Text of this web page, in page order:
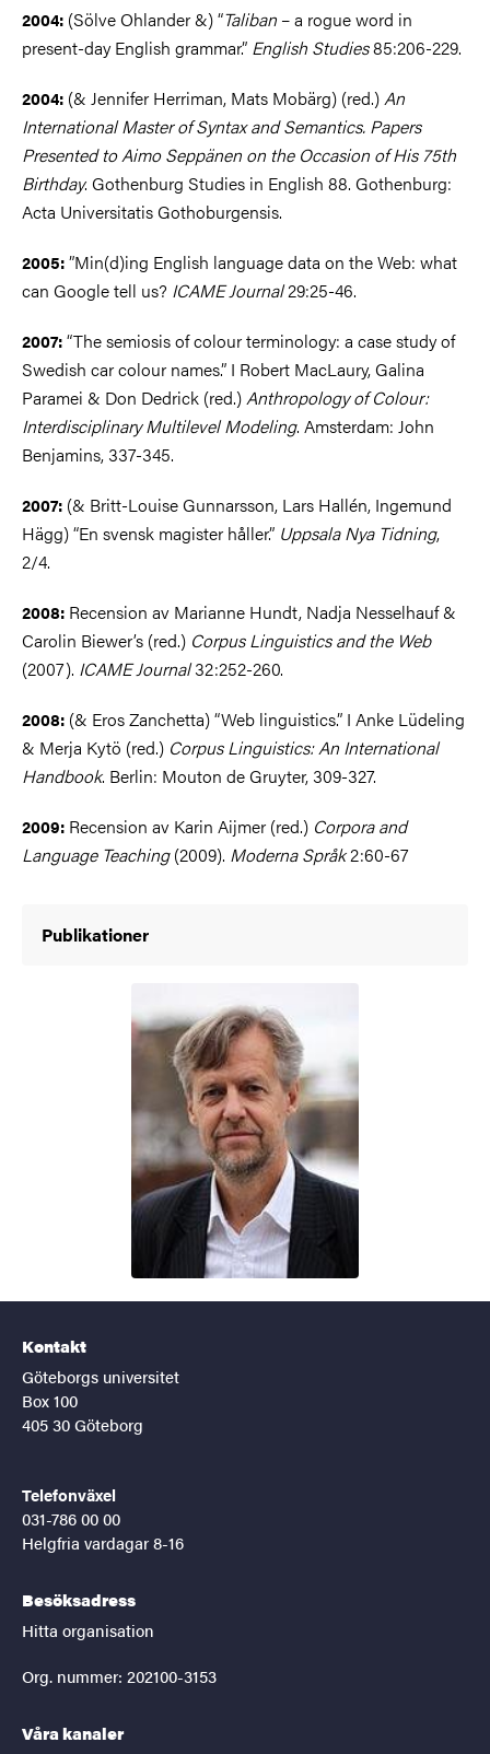
2004: (Sölve Ohlander &) “Taliban – a rogue word in
present-day English grammar.” English Studies85:206-229.
2004: (& Jennifer Herriman, Mats Mobärg) (red.)An
International Master of Syntax and Semantics. Papers
Presented to Aimo Seppänen on the Occasion of His 75th
Birthday. Gothenburg Studies in English 88. Gothenburg:
Acta Universitatis Gothoburgensis.
2005:”Min(d)ing English language data on the Web: what
can Google tell us? ICAME Journal29:25-46.
2007:“The semiosis of colour terminology: a case study of
Swedish car colour names.” I Robert MacLaury, Galina
Paramei & Don Dedrick (red.)Anthropology of Colour:
Interdisciplinary Multilevel Modeling. Amsterdam: John
Benjamins, 337-345.
2007: (& Britt-Louise Gunnarsson, Lars Hallén, Ingemund
Hägg) “En svensk magister håller.” Uppsala Nya Tidning,
2/4.
2008: Recension av Marianne Hundt, Nadja Nesselhauf &
Carolin Biewer’s (red.) Corpus Linguistics and the Web
(2007). ICAME Journal32:252-260.
2008: (& Eros Zanchetta) “Web linguistics.” I Anke Lüdeling
& Merja Kytö (red.) Corpus Linguistics: An International
Handbook. Berlin: Mouton de Gruyter, 309-327.
2009: Recension av Karin Aijmer (red.) Corpora and
Language Teaching(2009). Moderna Språk2:60-67
Publikationer
Kontakt
Göteborgs universitet
Box 100
405 30 Göteborg
Telefonväxel
031-786 00 00
Helgfria vardagar 8-16
Besöksadress
Hitta organisation
Org. nummer: 202100-3153
Våra kanaler